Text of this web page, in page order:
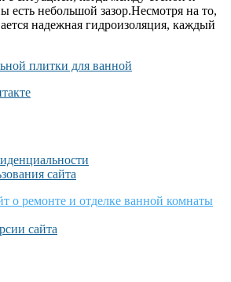
есть небольшой зазор.Несмотря на то,
надежная гидроизоляция, каждый
сайта
о ремонте и отделке ванной комнаты
сайта